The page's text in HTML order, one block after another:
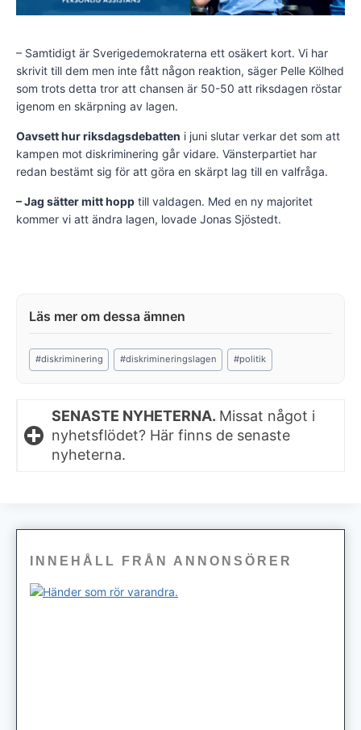
– Samtidigt är Sverigedemokraterna ett osäkert kort. Vi har
skrivit till dem men inte fått någon reaktion, säger Pelle Kölhed
som trots detta tror att chansen är 50-50 att riksdagen röstar
igenom en skärpning av lagen.
Oavsett hur riksdagsdebatten i juni slutar verkar det som att
kampen mot diskriminering går vidare. Vänsterpartiet har
redan bestämt sig för att göra en skärpt lag till en valfråga.
– Jag sätter mitt hopp till valdagen. Med en ny majoritet
kommer vi att ändra lagen, lovade Jonas Sjöstedt.
Post
Tags:
#diskriminering #diskrimineringslagen #politik
SENASTE NYHETERNA. Missat något i
nyhetsflödet? Här finns de senaste
nyheterna.
INNEHÅLL FRÅN ANNONSÖRER